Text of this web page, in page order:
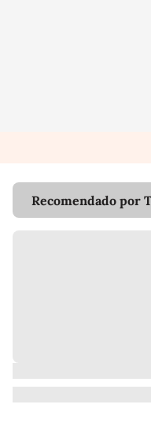
Recomendado por